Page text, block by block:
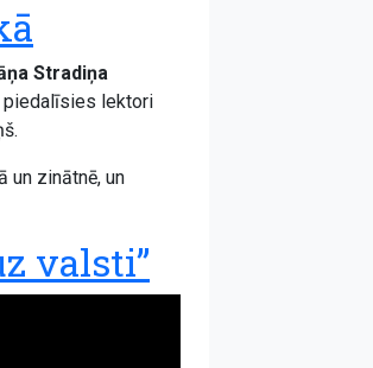
Stradiņa
piedalīsies lektori
un zinātnē, un
valsti”